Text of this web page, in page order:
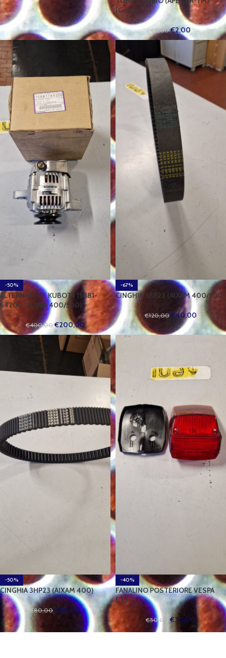
(Copia)
€5,00 €2,00
-50%
ALTERNATORE KUBOTA 15881-
64200 (AIXAM 400/500)
€400,00 €200,00
-67%
CINGHIA 3BP23 (AIXAM 400/500)
€120,00 €40,00
-50%
CINGHIA 3HP23 (AIXAM 400)
€80,00 €40,00
-40%
FANALINO POSTERIORE VESPA
ET3
€50,00 €30,00